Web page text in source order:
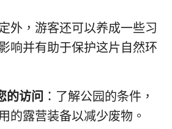
外，游客还可以养成一些习
响并有助于保护这片自然环
的访问 ：了解公园的条件，
的露营装备以减少废物。